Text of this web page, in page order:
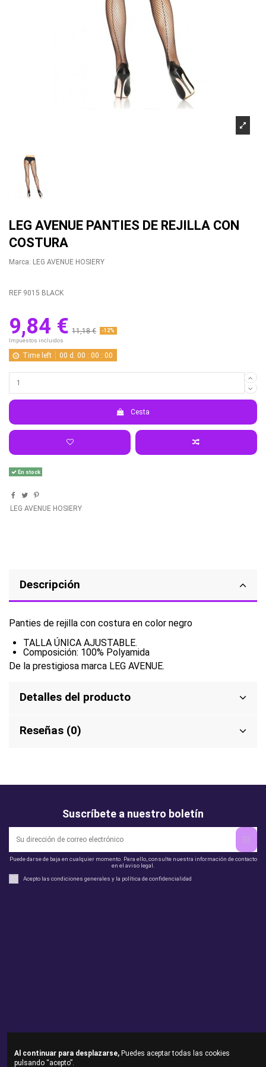
LEG AVENUE PANTIES DE REJILLA CON
COSTURA
Marca: LEG AVENUE HOSIERY
REF 9015 BLACK
9,84 € 11,18 € -12%
Impuestos incluidos
Time left 00 d. 00 :00 :00
Cesta
En stock
LEG AVENUE HOSIERY
Descripción
Panties de rejilla con costura en color negro
TALLA ÚNICA AJUSTABLE.
Composición: 100% Polyamida
De la prestigiosa marca LEG AVENUE.
Detalles del producto
Reseñas (0)
Suscríbete a nuestro boletín
Puede darse de baja en cualquier momento. Para ello, consulte nuestra información de contacto
en el aviso legal.
Acepto las condiciones generales y la política de confidencialidad
Al continuar para desplazarse, Puedes aceptar todas las cookies
pulsando “acepto”.